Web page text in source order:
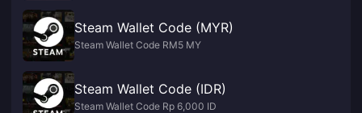
Steam Wallet Code (MYR)
Steam Wallet Code RM5 MY
Steam Wallet Code (IDR)
Steam Wallet Code Rp 6,000 ID